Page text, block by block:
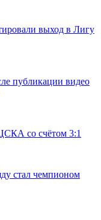
выход в Лигу
публикации видео
со счётом 3:1
стал чемпионом